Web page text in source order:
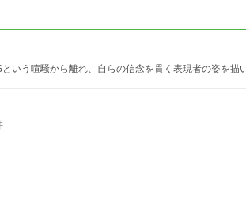
いう喧騒から離れ、自らの信念を貫く表現者の姿を描